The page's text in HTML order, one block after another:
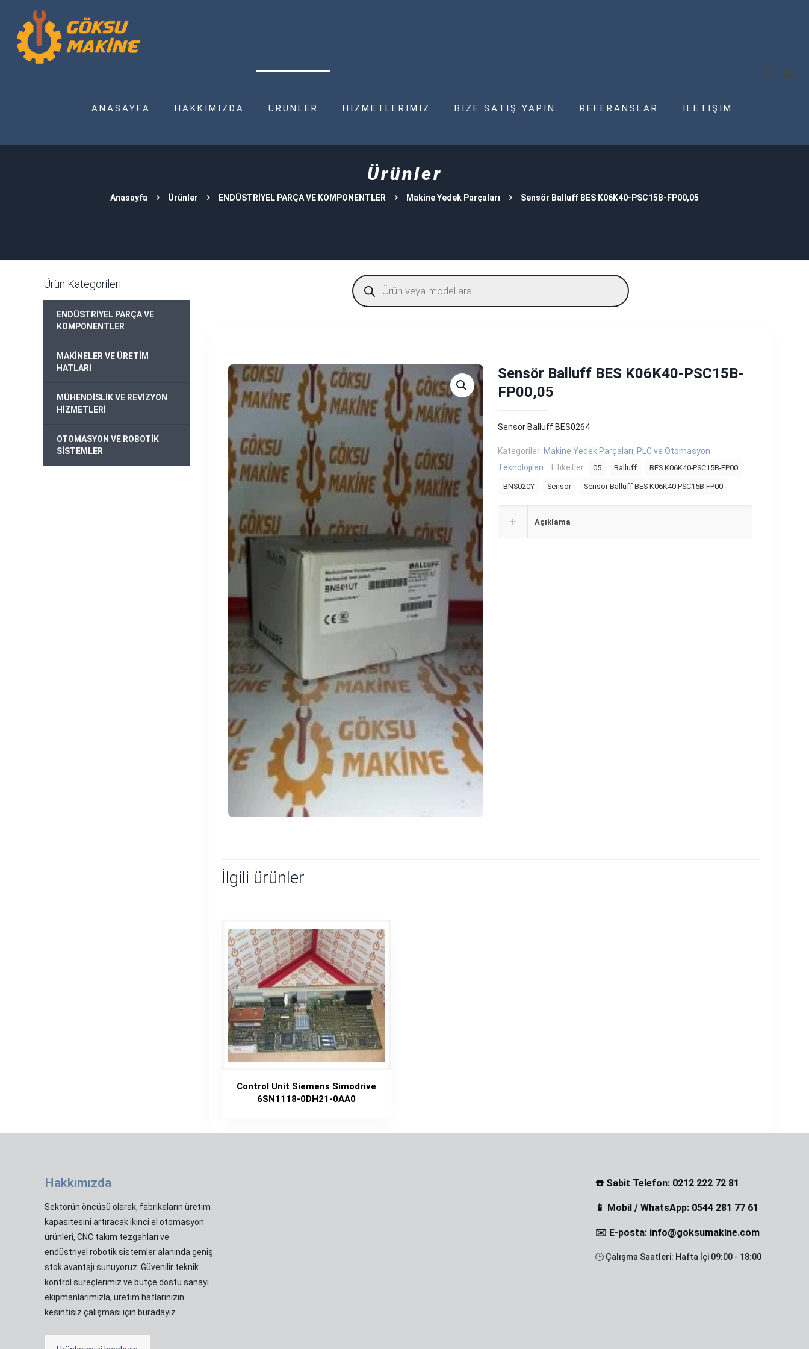
ANASAYFA HAKKIMIZDA ÜRÜNLER HİZMETLERİMİZ BİZE SATIŞ YAPIN REFERANSLAR İLETİŞİM
Ürünler
Anasayfa Ürünler ENDÜSTRİYEL PARÇA VE KOMPONENTLER Makine Yedek Parçaları Sensör Balluff BES K06K40-PSC15B-FP00,05
Products
search
Sensör Balluff BES K06K40-PSC15B-
FP00,05
Sensör Balluff BES0264
Kategoriler: Makine Yedek Parçaları, PLC ve Otomasyon
Teknolojileri
Etiketler: 05 Balluff BES K06K40-PSC15B-FP00
BNS020Y Sensör Sensör Balluff BES K06K40-PSC15B-FP00
Açıklama
İlgili ürünler
Control Unit Siemens Simodrive
6SN1118-0DH21-0AA0
Ürün Kategorileri
ENDÜSTRİYEL PARÇA VE
KOMPONENTLER
MAKİNELER VE ÜRETİM
HATLARI
MÜHENDİSLİK VE REVİZYON
HİZMETLERİ
OTOMASYON VE ROBOTİK
SİSTEMLER
Hakkımızda
Sektörün öncüsü olarak, fabrikaların üretim
kapasitesini artıracak ikinci el otomasyon
ürünleri, CNC takım tezgahları ve
endüstriyel robotik sistemler alanında geniş
stok avantajı sunuyoruz. Güvenilir teknik
kontrol süreçlerimiz ve bütçe dostu sanayi
ekipmanlarımızla, üretim hatlarınızın
kesintisiz çalışması için buradayız.
☎️ Sabit Telefon: 0212 222 72 81
📱 Mobil / WhatsApp: 0544 281 77 61
✉️ E-posta: info@goksumakine.com
🕒 Çalışma Saatleri: Hafta İçi 09:00 - 18:00